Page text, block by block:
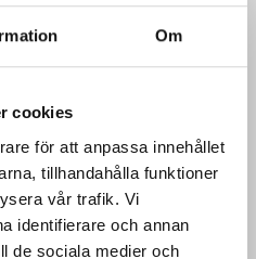
Om
cookies
för att anpassa innehållet
tillhandahålla funktioner
vår trafik. Vi
identifierare och annan
de sociala medier och
med mastern
SO, språk
NO, teknik
för många komvuxelever